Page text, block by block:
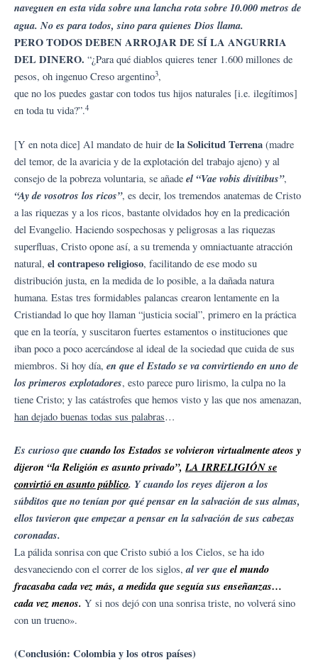
naveguen en esta vida sobre una lancha rota sobre 10.000 metros de
agua. No es para todos, sino para quienes Dios llama.
PERO TODOS DEBEN ARROJAR DE SÍ LA ANGURRIA
DEL DINERO. “¿Para qué diablos quieres tener 1.600 millones de
pesos, oh ingenuo Creso argentino3,
que no los puedes gastar con todos tus hijos naturales [i.e. ilegítimos]
en toda tu vida?”.4
[Y en nota dice] Al mandato de huir de la Solicitud Terrena (madre
del temor, de la avaricia y de la explotación del trabajo ajeno) y al
consejo de la pobreza voluntaria, se añade el “Vae vobis divítibus”,
“Ay de vosotros los ricos”, es decir, los tremendos anatemas de Cristo
a las riquezas y a los ricos, bastante olvidados hoy en la predicación
del Evangelio. Haciendo sospechosas y peligrosas a las riquezas
superfluas, Cristo opone así, a su tremenda y omniactuante atracción
natural, el contrapeso religioso, facilitando de ese modo su
distribución justa, en la medida de lo posible, a la dañada natura
humana. Estas tres formidables palancas crearon lentamente en la
Cristiandad lo que hoy llaman “justicia social”, primero en la práctica
que en la teoría, y suscitaron fuertes estamentos o instituciones que
iban poco a poco acercándose al ideal de la sociedad que cuida de sus
miembros. Si hoy día, en que el Estado se va convirtiendo en uno de
los primeros explotadores, esto parece puro lirismo, la culpa no la
tiene Cristo; y las catástrofes que hemos visto y las que nos amenazan,
han dejado buenas todas sus palabras…
Es curioso quecuando los Estados se volvieron virtualmente ateos y
dijeron “la Religión es asunto privado”,LA IRRELIGIÓN se
convirtió en asunto público. Y cuando los reyes dijeron a los
súbditos que no tenían por qué pensar en la salvación de sus almas,
ellos tuvieron que empezar a pensar en la salvación de sus cabezas
coronadas.
La pálida sonrisa con que Cristo subió a los Cielos, se ha ido
desvaneciendo con el correr de los siglos,al ver queel mundo
fracasaba cada vez más, a medida que seguía sus enseñanzas…
cada vez menos. Y si nos dejó con una sonrisa triste, no volverá sino
con un trueno».
(Conclusión: Colombia y los otros países)